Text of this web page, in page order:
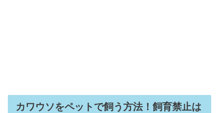
カワウソをペットで飼う方法！飼育禁止は